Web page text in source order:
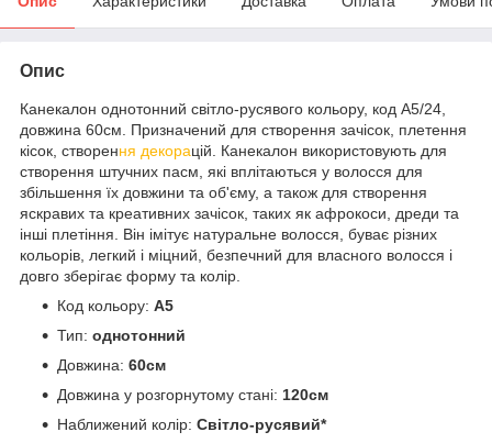
Опис
Канекалон однотонний світло-русявого кольору, код А5/24,
довжина 60см. Призначений для створення зачісок, плетення
кісок, створення декорацій. Канекалон використовують для
створення штучних пасм, які вплітаються у волосся для
збільшення їх довжини та об'єму, а також для створення
яскравих та креативних зачісок, таких як афрокоси, дреди та
інші плетіння. Він імітує натуральне волосся, буває різних
кольорів, легкий і міцний, безпечний для власного волосся і
довго зберігає форму та колір.
Код кольору: А5
Тип: однотонний
Довжина: 60см
Довжина у розгорнутому стані: 120см
Наближений колір: Світло-русявий*